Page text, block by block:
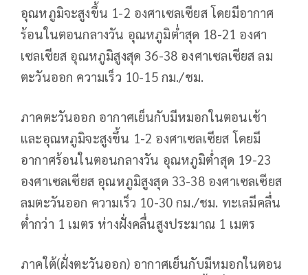
อุณหภูมิจะสูงขึ้น 1-2 องศาเซลเซียส โดยมีอากาศ
ร้อนในตอนกลางวัน อุณหภูมิต่ำสุด 18-21 องศา
เซลเซียส อุณหภูมิสูงสุด 36-38 องศาเซลเซียส ลม
ตะวันออก ความเร็ว 10-15 กม./ชม.
ภาคตะวันออก อากาศเย็นกับมีหมอกในตอนเช้า
และอุณหภูมิจะสูงขึ้น 1-2 องศาเซลเซียส โดยมี
อากาศร้อนในตอนกลางวัน อุณหภูมิต่ำสุด 19-23
องศาเซลเซียส อุณหภูมิสูงสุด 33-38 องศาเซลเซียส
ลมตะวันออก ความเร็ว 10-30 กม./ชม. ทะเลมีคลื่น
ต่ำกว่า 1 เมตร ห่างฝั่งคลื่นสูงประมาณ 1 เมตร
ภาคใต้(ฝั่งตะวันออก) อากาศเย็นกับมีหมอกในตอน